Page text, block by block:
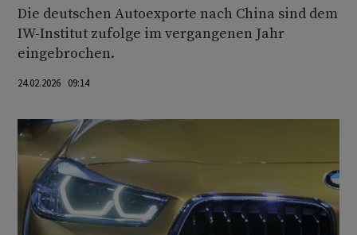
Die deutschen Autoexporte nach China sind dem
IW-Institut zufolge im vergangenen Jahr
eingebrochen.
24.02.2026 09:14